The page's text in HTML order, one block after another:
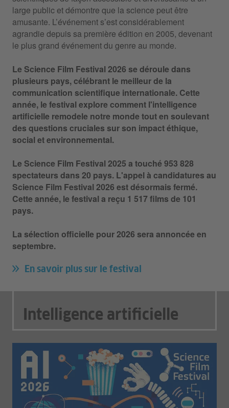
large public et démontre que la science peut être
amusante. L’événement s’est considérablement
agrandie depuis sa première édition en 2005, devenant
le plus grand événement du genre au monde.
Le Science Film Festival 2026 se déroule dans
plusieurs pays, célébrant le meilleur de la
communication scientifique internationale. Cette
année, le festival explore comment l'intelligence
artificielle remodele notre monde tout en soulevant
des questions cruciales sur son impact éthique,
social et environnemental.
Le Science Film Festival 2025 a touché 953 828
spectateurs dans 20 pays. L'appel à candidatures au
Science Film Festival 2026 est désormais fermé.
Cette année, le festival a reçu 1 517 films de 101
pays.
La sélection officielle pour 2026 sera annoncée en
septembre.
En savoir plus sur le festival
Intelligence artificielle